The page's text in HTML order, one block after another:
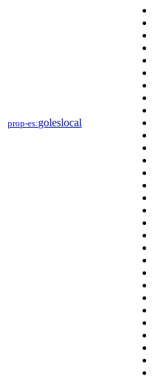
prop-es:goleslocal